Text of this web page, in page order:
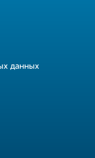
данных